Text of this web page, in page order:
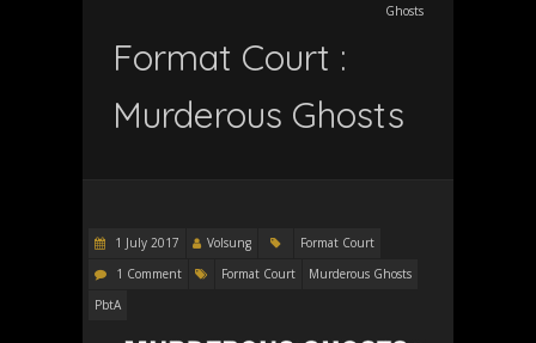
Ghosts
Format Court :
Murderous Ghosts
1 July 2017 Volsung
Format Court
1 Comment
Format Court
Murderous Ghosts
PbtA